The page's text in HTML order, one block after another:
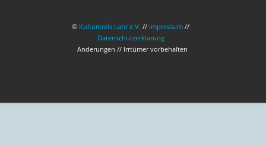
© Kulturkreis Lahr e.V. // Impressum //
Datenschutzerklärung
Änderungen // Irrtümer vorbehalten